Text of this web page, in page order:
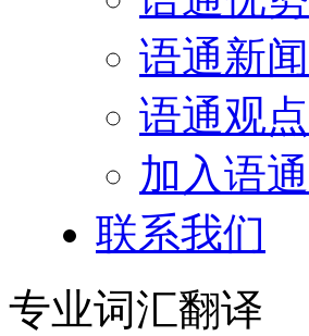
语通新闻
语通观点
加入语通
联系我们
专业词汇翻译